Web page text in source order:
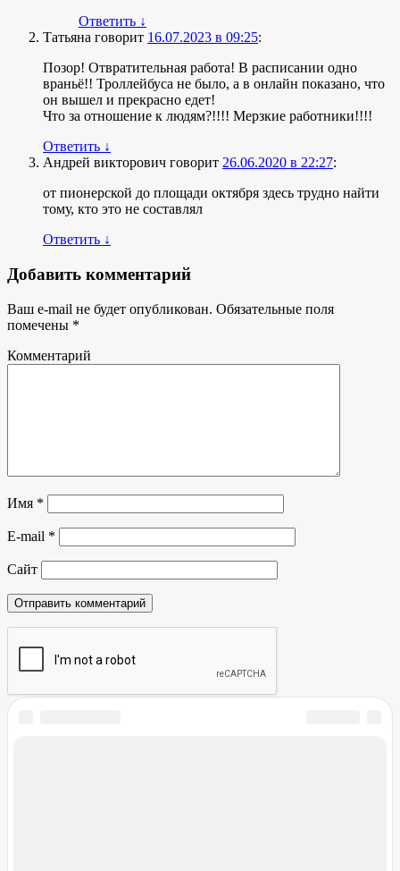
Ответить ↓
Татьяна говорит 16.07.2023 в 09:25:
Позор! Отвратительная работа! В расписании одно
враньё!! Троллейбуса не было, а в онлайн показано, что
он вышел и прекрасно едет!
Что за отношение к людям?!!!! Мерзкие работники!!!!
Ответить ↓
Андрей викторович говорит 26.06.2020 в 22:27:
от пионерской до площади октября здесь трудно найти
тому, кто это не составлял
Ответить ↓
Добавить комментарий
Ваш e-mail не будет опубликован. Обязательные поля
помечены *
Комментарий
Имя *
E-mail *
Сайт
Речной вокзал